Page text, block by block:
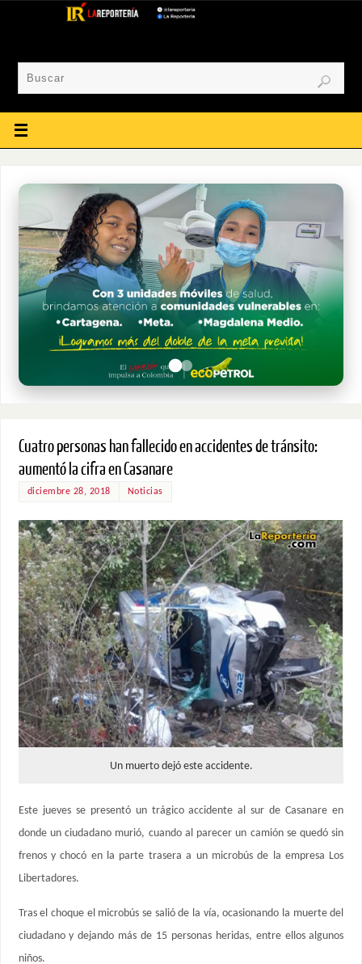
Cuatro personas han fallecido en accidentes de tránsito:
aumentó la cifra en Casanare
diciembre 28, 2018 Noticias
Un muerto dejó este accidente.
Este jueves se presentó un trágico accidente al sur de Casanare en
donde un ciudadano murió, cuando al parecer un camión se quedó sin
frenos y chocó en la parte trasera a un microbús de la empresa Los
Libertadores.
Tras el choque el microbús se salió de la vía, ocasionando la muerte del
ciudadano y dejando más de 15 personas heridas, entre ellos algunos
niños.